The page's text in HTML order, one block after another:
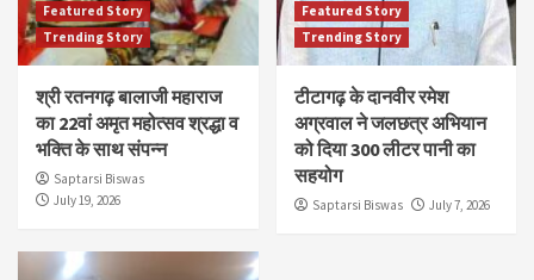
Featured Story
Trending Story
श्री रतनगढ़ बालाजी महाराज
का 22वां अमृत महोत्सव श्रद्धा व
भक्ति के साथ संपन्न
Saptarsi Biswas
July 19, 2026
Featured Story
Trending Story
टीटागढ़ के दानवीर रमेश
अग्रवाल ने जलछत्र अभियान
को दिया 300 लीटर पानी का
सहयोग
Saptarsi Biswas July 7, 2026